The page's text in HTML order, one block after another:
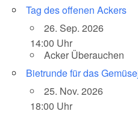
Tag des offenen Ackers
26. Sep. 2026
14:00 Uhr
Acker Überauchen
Bietrunde für das
25. Nov. 2026
18:00 Uhr